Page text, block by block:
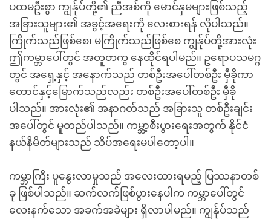
ပထမဦးစွာ ကျွန်ုပ်တို့၏ ညီအစ်ကို မောင်နှမများဖြစ်သည့်
အခြားသူများ၏ အခွင့်အရေးကို လေးစားရန် လိုပါသည်။
ကြိုက်သည်ဖြစ်စေ၊ မကြိုက်သည်ဖြစ်စေ ကျွန်ုပ်တို့အားလုံး
ဤကမ္ဘာပေါ်တွင် အတူတကွ နေထိုင်ရပါမည်။ ဥရောပသမဂ္ဂ
တွင် အရှေ့နှင့် အနောက်သည် တစ်ဦးအပေါ်တစ်ဦး မှီခိုကာ
တောင်နှင့်မြောက်သည်လည်း တစ်ဦးအပေါ်တစ်ဦး မှီခို
ပါသည်။ အားလုံး၏ အနာဂတ်သည် အခြားသူ တစ်ဦးချင်း
အပေါ်တွင် မူတည်ပါသည်။ ကမ္ဘာ့စီးပွားရေးအတွက် နိုင်ငံ
နယ်နိမိတ်များသည် သိပ်အရေးမပါတော့ပါ။
ကမ္ဘာကြီး ပူနွေးလာမှုသည် အလေးထားရမည့် ပြဿနာတစ်
ခု ဖြစ်ပါသည်။ ဆက်လက်ဖြစ်ပွားနေပါက ကမ္ဘာပေါ်တွင်
လေးနက်သော အခက်အခဲများ ရှိလာပါမည်။ ကျွန်ုပ်သည်